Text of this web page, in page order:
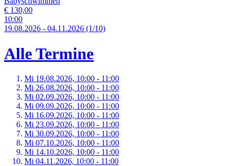
€ 130,00
10:00
19.08.2026 - 04.11.2026 (1/10)
Alle Termine
Mi 19.08.2026, 10:00 - 11:00
Mi 26.08.2026, 10:00 - 11:00
Mi 02.09.2026, 10:00 - 11:00
Mi 09.09.2026, 10:00 - 11:00
Mi 16.09.2026, 10:00 - 11:00
Mi 23.09.2026, 10:00 - 11:00
Mi 30.09.2026, 10:00 - 11:00
Mi 07.10.2026, 10:00 - 11:00
Mi 14.10.2026, 10:00 - 11:00
Mi 04.11.2026, 10:00 - 11:00